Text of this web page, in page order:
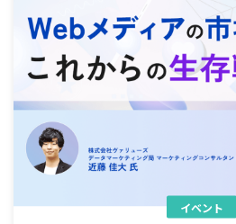
イベント